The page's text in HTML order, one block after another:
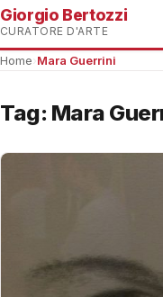
Giorgio Bertozzi
CURATORE D'ARTE
Home Mara Guerrini
Tag: Mara